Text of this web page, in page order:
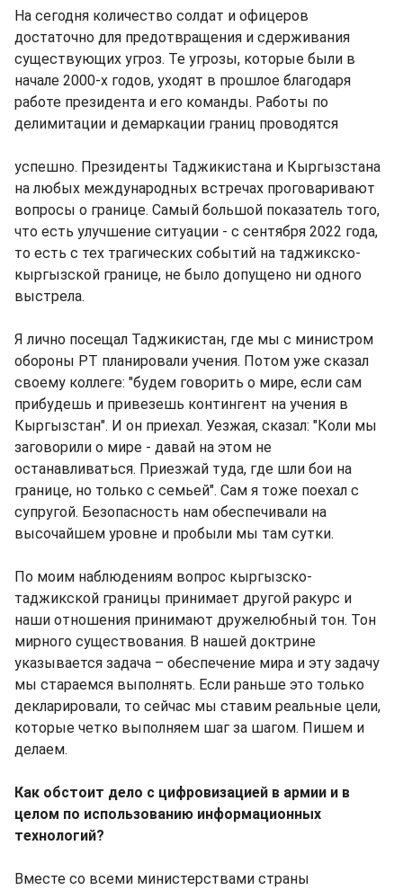
На сегодня количество солдат и офицеров
достаточно для предотвращения и сдерживания
существующих угроз. Те угрозы, которые были в
начале 2000-х годов, уходят в прошлое благодаря
работе президента и его команды. Работы по
делимитации и демаркации границ проводятся
успешно. Президенты Таджикистана и Кыргызстана
на любых международных встречах проговаривают
вопросы о границе. Самый большой показатель того,
что есть улучшение ситуации - с сентября 2022 года,
то есть с тех трагических событий на таджикско-
кыргызской границе, не было допущено ни одного
выстрела.
Я лично посещал Таджикистан, где мы с министром
обороны РТ планировали учения. Потом уже сказал
своему коллеге: "будем говорить о мире, если сам
прибудешь и привезешь контингент на учения в
Кыргызстан". И он приехал. Уезжая, сказал: "Коли мы
заговорили о мире - давай на этом не
останавливаться. Приезжай туда, где шли бои на
границе, но только с семьей". Сам я тоже поехал с
супругой. Безопасность нам обеспечивали на
высочайшем уровне и пробыли мы там сутки.
По моим наблюдениям вопрос кыргызско-
таджикской границы принимает другой ракурс и
наши отношения принимают дружелюбный тон. Тон
мирного существования. В нашей доктрине
указывается задача – обеспечение мира и эту задачу
мы стараемся выполнять. Если раньше это только
декларировали, то сейчас мы ставим реальные цели,
которые четко выполняем шаг за шагом. Пишем и
делаем.
Как обстоит дело с цифровизацией в армии и в
целом по использованию информационных
технологий?
Вместе со всеми министерствами страны